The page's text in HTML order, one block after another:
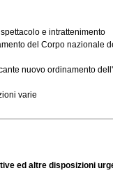
e intrattenimento
del Corpo nazionale
nuovo ordinamento
varie
ed altre disposizioni